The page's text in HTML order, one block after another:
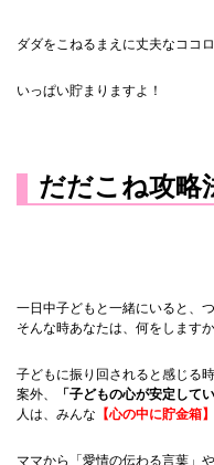
ダダをこねるまえに丈夫なココ
いっぱい貯まりますよ！
だだこね攻略
一日中子どもと一緒にいると、
そんな時あなたは、何をします
子どもに振り回されると感じる
案外、
「子どもの心が安定して
人は、みんな 【心の中に貯金箱】
ママから「愛情の伝わる言葉」